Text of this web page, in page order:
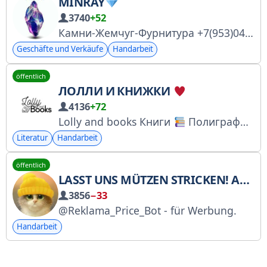
3740+52
Камни-Жемчуг-Фурнитура +7(953)048-40-54 Ирина Наш сайт
Geschäfte und Verkäufe Handarbeit
öffentlich
ЛОЛЛИ И КНИЖКИ
4136+72
Lolly and books Книги Полиграфия
Literatur Handarbeit
öffentlich
LASST UNS MÜTZEN STRICKEN! ANLEITUNGEN | MK
3856−33
@Reklama_Price_Bot - für Werbung.
Handarbeit